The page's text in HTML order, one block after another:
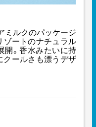
ミルクのパッケージ
ゾートのナチュラル
開。香水みたいに持
クールさも漂うデザ